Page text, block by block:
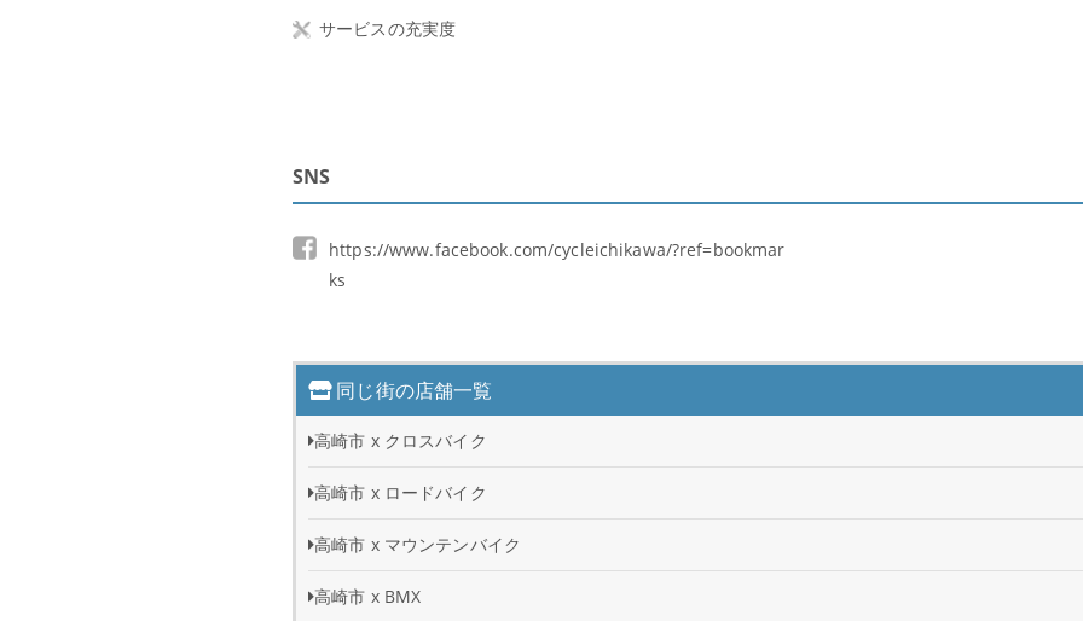
サービスの充実度
SNS
https://www.facebook.com/cycleichikawa/?ref=bookmar
ks
同じ街の店舗一覧
高崎市 x クロスバイク
高崎市 x ロードバイク
高崎市 x マウンテンバイク
高崎市 x BMX